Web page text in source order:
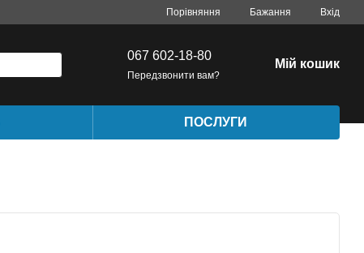
Порівняння Бажання Вхід
067 602-18-80
Передзвонити вам?
Мій кошик
ПОСЛУГИ